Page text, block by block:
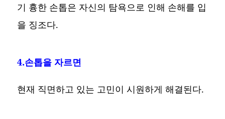
기 흉한 손톱은 자신의 탐욕으로 인해 손해를 입
을 징조다.
4.손톱을 자르면
현재 직면하고 있는 고민이 시원하게 해결된다.